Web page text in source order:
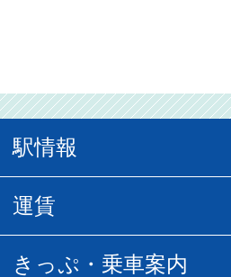
駅情報
駅情報
運賃
普通運賃
きっぷ・乗車案内